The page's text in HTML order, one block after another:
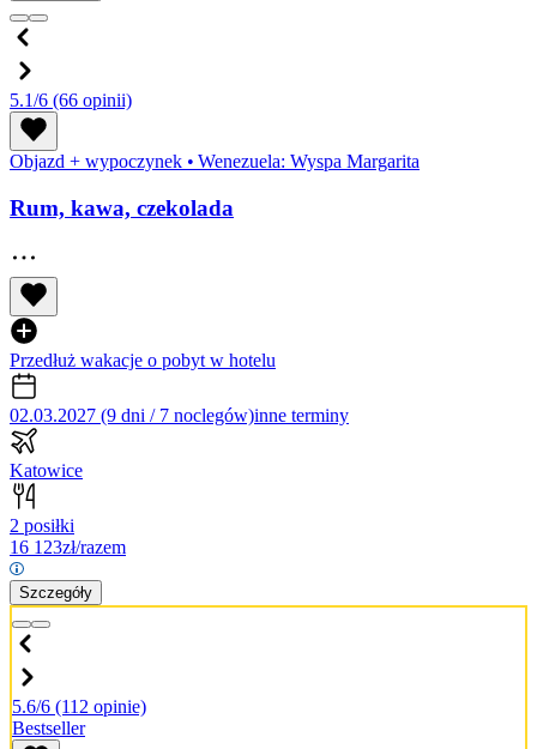
5.1/6 (66 opinii)
Objazd + wypoczynek • Wenezuela: Wyspa Margarita
Rum, kawa, czekolada
Przedłuż wakacje o pobyt w hotelu
02.03.2027 (9 dni / 7 noclegów)inne terminy
Katowice
2 posiłki
16 123zł/razem
Szczegóły
5.6/6 (112 opinie)
Bestseller